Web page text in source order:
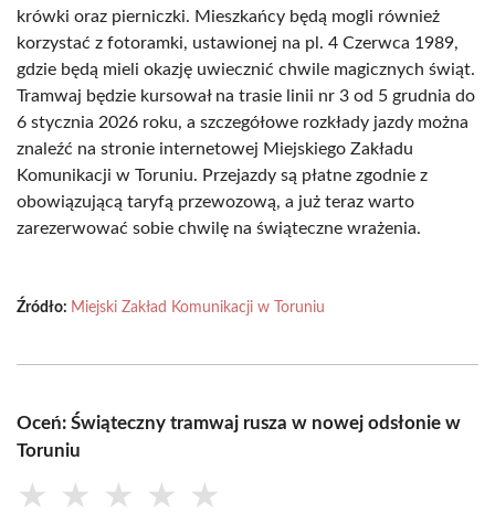
krówki oraz pierniczki. Mieszkańcy będą mogli również
korzystać z fotoramki, ustawionej na pl. 4 Czerwca 1989,
gdzie będą mieli okazję uwiecznić chwile magicznych świąt.
Tramwaj będzie kursował na trasie linii nr 3 od 5 grudnia do
6 stycznia 2026 roku, a szczegółowe rozkłady jazdy można
znaleźć na stronie internetowej Miejskiego Zakładu
Komunikacji w Toruniu. Przejazdy są płatne zgodnie z
obowiązującą taryfą przewozową, a już teraz warto
zarezerwować sobie chwilę na świąteczne wrażenia.
Źródło: Miejski Zakład Komunikacji w Toruniu
Oceń: Świąteczny tramwaj rusza w nowej odsłonie w
Toruniu
★ ★ ★ ★ ★